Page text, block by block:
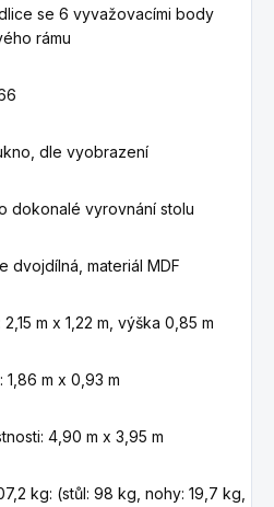
se 6 vyvažovacími body
rámu
dle vyobrazení
dokonalé vyrovnání stolu
dvojdílná, materiál MDF
2,15 m x 1,22 m, výška 0,85 m
m x 0,93 m
4,90 m x 3,95 m
kg: (stůl: 98 kg, nohy: 19,7 kg,